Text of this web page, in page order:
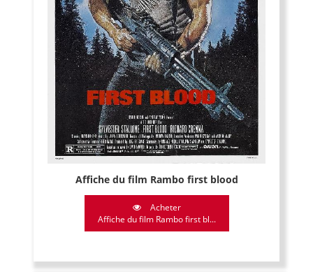
Affiche du film Rambo first blood
Acheter
Affiche du film Rambo first bl...